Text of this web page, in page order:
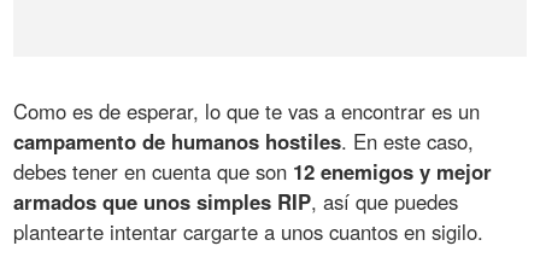
Como es de esperar, lo que te vas a encontrar es un
campamento de humanos hostiles. En este caso,
debes tener en cuenta que son 12 enemigos y mejor
armados que unos simples RIP, así que puedes
plantearte intentar cargarte a unos cuantos en sigilo.